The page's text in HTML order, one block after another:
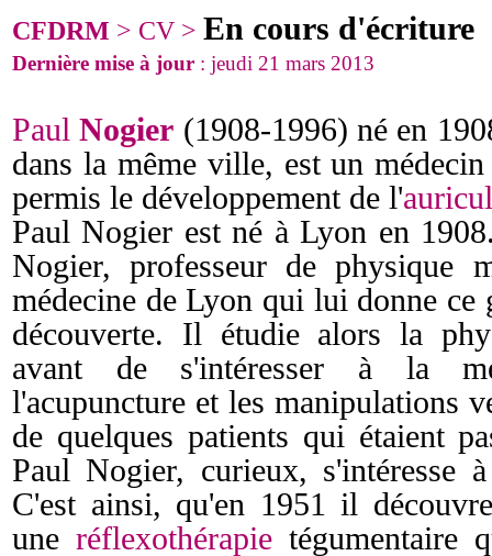
CFDRM > CV > En cours d'écriture
Dernière mise à jour : jeudi 21 mars 2013
PaulNogier (1908-1996) né en
dans la même ville, est un
permis le développement de l'
Paul Nogier est né à Lyon en
Nogier, professeur de physique
médecine de Lyon qui lui donne ce
découverte. Il étudie alors la
avant de s'intéresser à la
l'acupuncture et les manipulations
de quelques patients qui étaient
Paul Nogier, curieux, s'intéresse
C'est ainsi, qu'en 1951 il
une réflexothérapietégumentaire